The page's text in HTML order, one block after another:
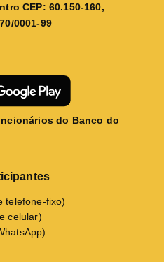
CEP: 60.150-160,
0001-99
do Banco do
telefone-fixo)
celular)